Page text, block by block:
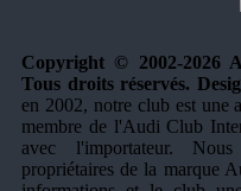
Copyright © 2002-2026
Tous droits réservés.
en 2002, notre club est une
membre de l'Audi Club
avec l'importateur.
propriétaires de la marque